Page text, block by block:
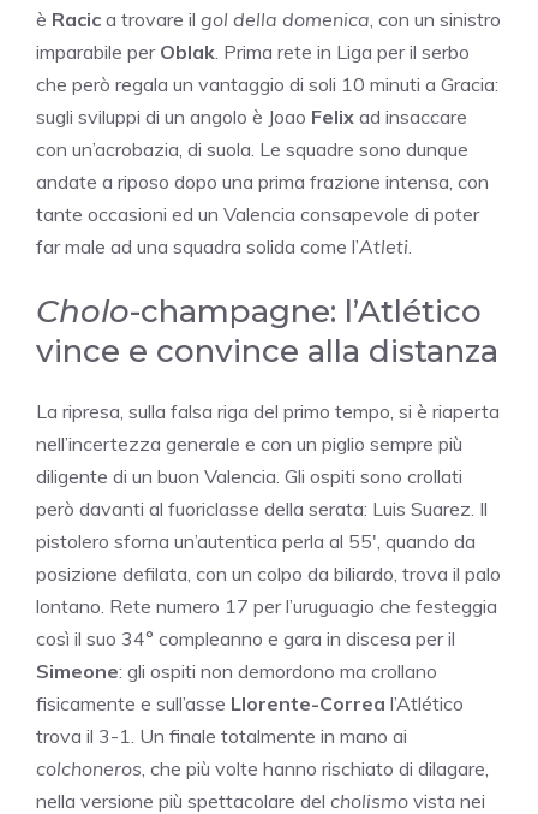
è Racic a trovare il gol della domenica, con un sinistro
imparabile per Oblak. Prima rete in Liga per il serbo
che però regala un vantaggio di soli 10 minuti a Gracia:
sugli sviluppi di un angolo è Joao Felix ad insaccare
con un’acrobazia, di suola. Le squadre sono dunque
andate a riposo dopo una prima frazione intensa, con
tante occasioni ed un Valencia consapevole di poter
far male ad una squadra solida come l’Atleti.
Cholo-champagne: l’Atlético
vince e convince alla distanza
La ripresa, sulla falsa riga del primo tempo, si è riaperta
nell’incertezza generale e con un piglio sempre più
diligente di un buon Valencia. Gli ospiti sono crollati
però davanti al fuoriclasse della serata: Luis Suarez. Il
pistolero sforna un’autentica perla al 55′, quando da
posizione defilata, con un colpo da biliardo, trova il palo
lontano. Rete numero 17 per l’uruguagio che festeggia
così il suo 34° compleanno e gara in discesa per il
Simeone: gli ospiti non demordono ma crollano
fisicamente e sull’asse Llorente-Correa l’Atlético
trova il 3-1. Un finale totalmente in mano ai
colchoneros, che più volte hanno rischiato di dilagare,
nella versione più spettacolare del cholismo vista nei